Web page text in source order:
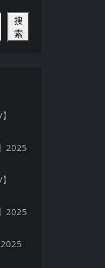
搜
索
2025
2025